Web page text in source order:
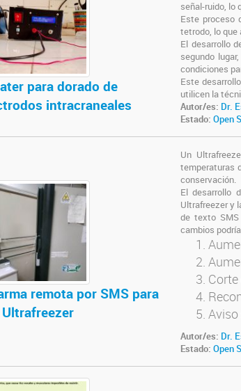
para dorado de
intracraneales
señal-ruido, lo
Este proceso
tetrodo, lo que
El desarrollo
segundo
condiciones
Este
utilicen la
Autor/es: Dr.
Estado: Open
remota por SMS para
Ultrafreezer
Un
temperaturas
conservación.
El desarrollo
Ultrafreezer y
de texto
cambios
Autor/es: Dr.
Estado: Open